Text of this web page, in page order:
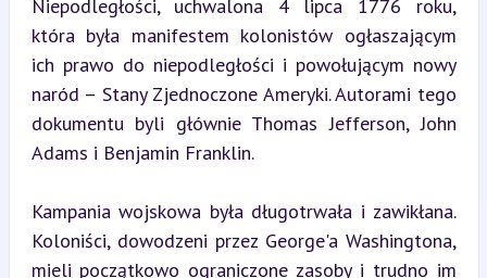
Niepodległości, uchwalona 4 lipca 1776 roku,
która była manifestem kolonistów ogłaszającym
ich prawo do niepodległości i powołującym nowy
naród – Stany Zjednoczone Ameryki. Autorami tego
dokumentu byli głównie Thomas Jefferson, John
Adams i Benjamin Franklin.
Kampania wojskowa była długotrwała i zawikłana.
Koloniści, dowodzeni przez George'a Washingtona,
mieli początkowo ograniczone zasoby i trudno im